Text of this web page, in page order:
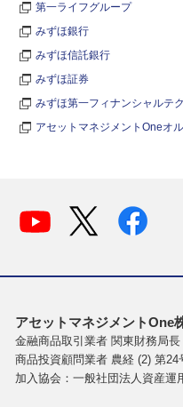
第一ライフグループ
みずほ銀行
みずほ信託銀行
みずほ証券
みずほ第一フィナンシャルテ
アセットマネジメントOneオ
アセットマネジメントOne
金融商品取引業者 関東財務局
商品投資顧問業者 農経 (2) 第24
加入協会：一般社団法人資産運